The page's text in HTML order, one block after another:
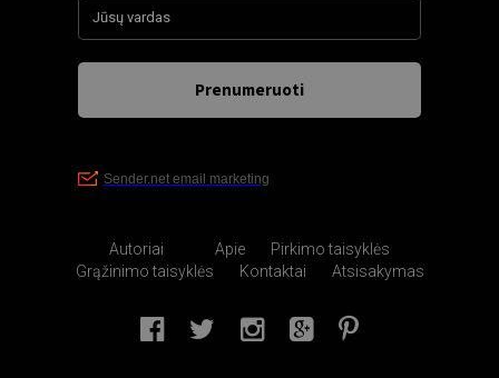
Autoriai Apie
Pirkimo taisyklės
Grąžinimo taisyklės
Kontaktai Atsisakymas